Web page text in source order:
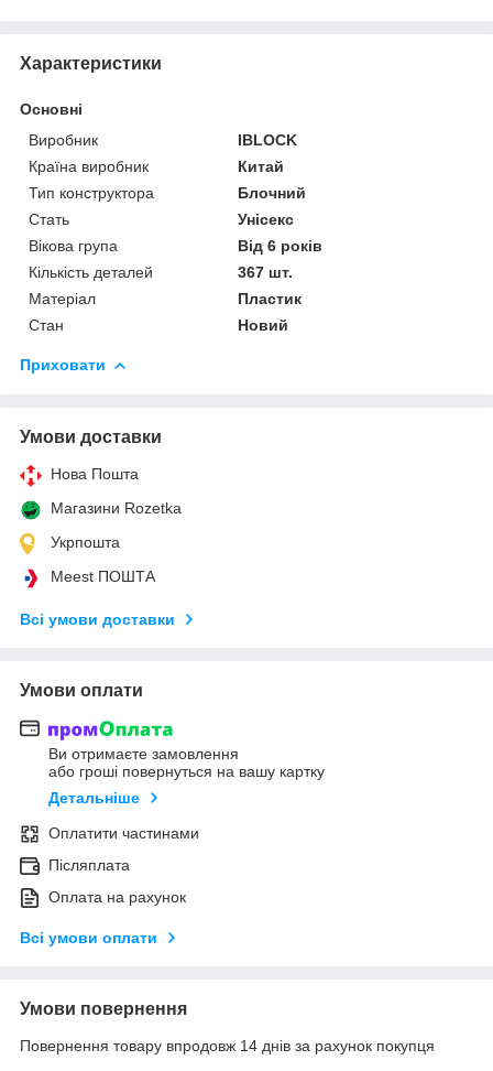
Характеристики
Основні
Виробник
IBLOCK
Країна виробник
Китай
Тип конструктора
Блочний
Стать
Унісекс
Вікова група
Від 6 років
Кількість деталей
367 шт.
Матеріал
Пластик
Стан
Новий
Приховати
Умови доставки
Нова Пошта
Магазини Rozetka
Укрпошта
Meest ПОШТА
Всі умови доставки
Умови оплати
Ви отримаєте замовлення
або гроші повернуться на вашу картку
Детальніше
Оплатити частинами
Післяплата
Оплата на рахунок
Всі умови оплати
Умови повернення
Повернення товару впродовж 14 днів за рахунок покупця